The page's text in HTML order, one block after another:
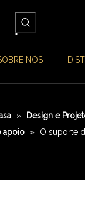
NÓS
» Design e
apoio »
O suporte